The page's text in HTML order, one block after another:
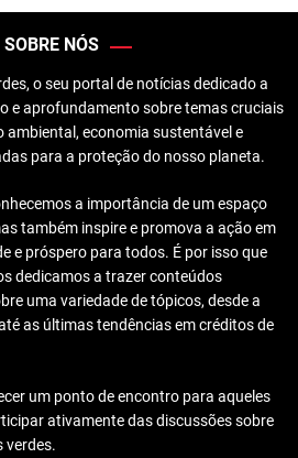
SOBRE NÓS
o seu portal de notícias dedicado a
e aprofundamento sobre temas cruciais
ambiental, economia sustentável e
para a proteção do nosso planeta.
a importância de um espaço
também inspire e promova a ação em
e próspero para todos. É por isso que
dedicamos a trazer conteúdos
uma variedade de tópicos, desde a
as últimas tendências em créditos de
um ponto de encontro para aqueles
ativamente das discussões sobre
verdes.